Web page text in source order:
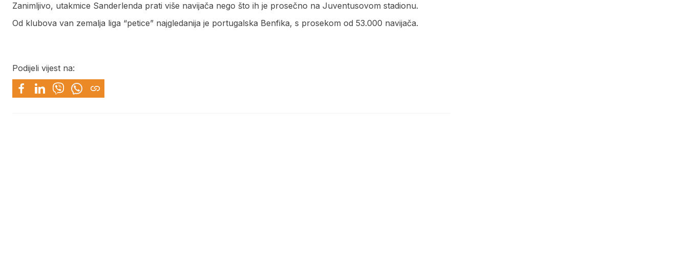
Zanimljivo, utakmice Sanderlenda prati više navijača nego što ih je prosečno na Juventusovom stadionu.
Od klubova van zemalja liga “petice” najgledanija je portugalska Benfika, s prosekom od 53.000 navijača.
Podijeli vijest na: